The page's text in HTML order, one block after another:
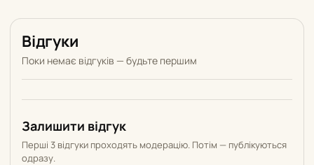
Відгуки
Поки немає відгуків — будьте першим
Залишити відгук
Перші 3 відгуки проходять модерацію. Потім — публікуються
одразу.